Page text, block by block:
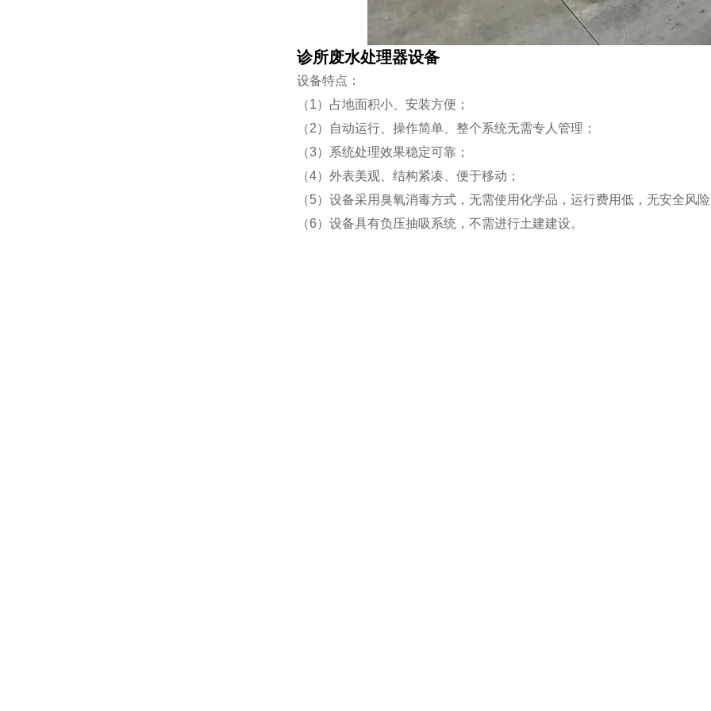
诊所废水处理器设备
设备特点：
（1）占地面积小、安装方便；
（2）自动运行、操作简单、整个系统无需专人管理；
（3）系统处理效果稳定可靠；
（4）外表美观、结构紧凑、便于移动；
（5）设备采用臭氧消毒方式，无需使用化学品，运行费用低，无安全风
（6）设备具有负压抽吸系统，不需进行土建建设。